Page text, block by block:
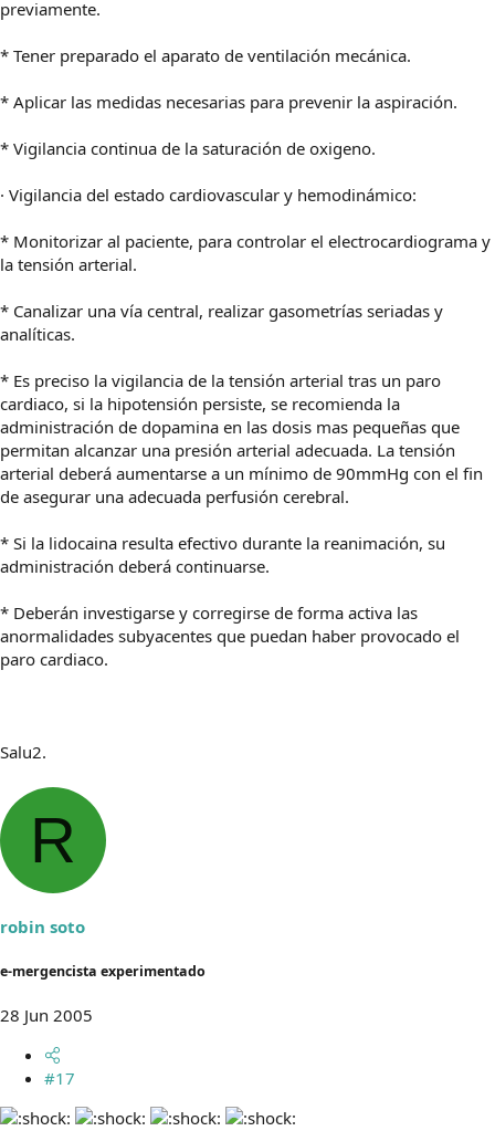
previamente.
* Tener preparado el aparato de ventilación mecánica.
* Aplicar las medidas necesarias para prevenir la aspiración.
* Vigilancia continua de la saturación de oxigeno.
· Vigilancia del estado cardiovascular y hemodinámico:
* Monitorizar al paciente, para controlar el electrocardiograma y
la tensión arterial.
* Canalizar una vía central, realizar gasometrías seriadas y
analíticas.
* Es preciso la vigilancia de la tensión arterial tras un paro
cardiaco, si la hipotensión persiste, se recomienda la
administración de dopamina en las dosis mas pequeñas que
permitan alcanzar una presión arterial adecuada. La tensión
arterial deberá aumentarse a un mínimo de 90mmHg con el fin
de asegurar una adecuada perfusión cerebral.
* Si la lidocaina resulta efectivo durante la reanimación, su
administración deberá continuarse.
* Deberán investigarse y corregirse de forma activa las
anormalidades subyacentes que puedan haber provocado el
paro cardiaco.
Salu2.
R
robin soto
e-mergencista experimentado
28 Jun 2005
#17